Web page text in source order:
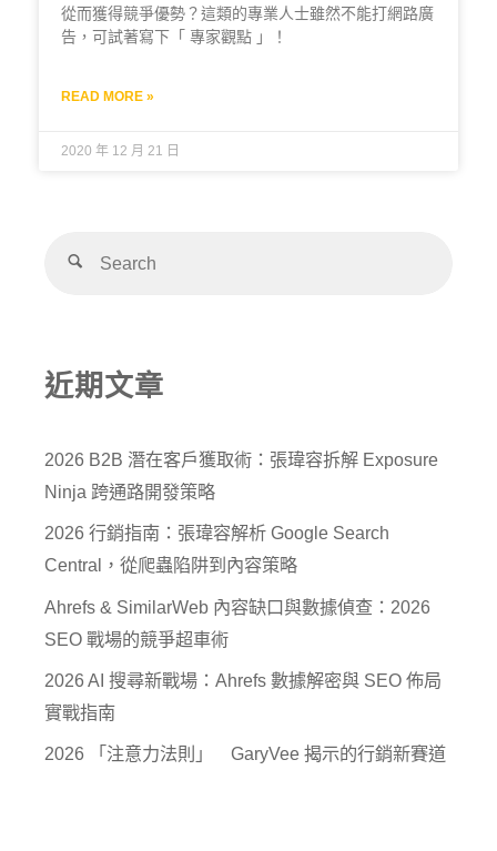
從而獲得競爭優勢？這類的專業人士雖然不能打網路廣
告，可試著寫下「 專家觀點 」！
READ MORE »
2020 年 12 月 21 日
近期文章
2026 B2B 潛在客戶獲取術：張瑋容拆解 Exposure
Ninja 跨通路開發策略
2026 行銷指南：張瑋容解析 Google Search
Central，從爬蟲陷阱到內容策略
Ahrefs & SimilarWeb 內容缺口與數據偵查：2026
SEO 戰場的競爭超車術
2026 AI 搜尋新戰場：Ahrefs 數據解密與 SEO 佈局
實戰指南
2026 「注意力法則」 GaryVee 揭示的行銷新賽道